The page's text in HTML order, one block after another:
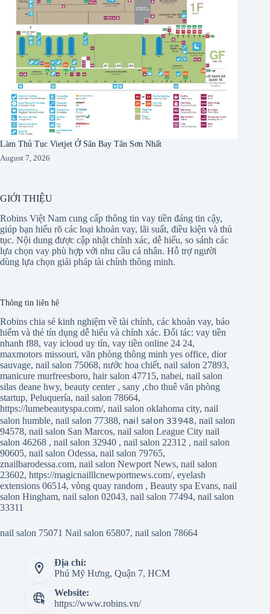
Làm Thủ Tục Vietjet Ở Sân Bay Tân Sơn Nhất
August 7, 2026
GIỚI THIỆU
Robins Việt Nam cung cấp thông tin vay tiền đáng tin cậy,
giúp bạn hiểu rõ các loại khoản vay, lãi suất, điều kiện và thủ
tục. Nội dung được cập nhật chính xác, dễ hiểu, so sánh các
lựa chọn vay phù hợp với nhu cầu cá nhân. Hỗ trợ người
dùng lựa chọn giải pháp tài chính thông minh.
Thông tin liên hệ
Robins chia sẻ kinh nghiệm về tài chính, các khoản vay, bảo
hiểm và thẻ tín dụng dễ hiểu và chính xác. Đối tác: vay tiền
nhanh f88, vay icloud uy tín, vay tiền online 24 24,
maxmotors missouri, văn phòng thông minh yes office, dior
sauvage, nail salon 75068, nước hoa chiết, nail salon 27893,
manicure murfreesboro, hair salon 47715, nabei, nail salon
silas deane hwy, beauty center, sany ,cho thuê văn phòng
startup, Peluquería, nail salon 78664,
https://lumebeautyspa.com/, nail salon oklahoma city, nail
salon humble, nail salon 77388, nail salon 33948,nail salon
94578, nail salon San Marcos, nail salon League City nail
salon 46268 , nail salon 32940 , nail salon 22312 , nail salon
90605, nail salon Odessa, nail salon 79765,
znailbarodessa.com, nail salon Newport News, nail salon
23602, https://magicnailllcnewportnews.com/, eyelash
extensions 06514, vòng quay random , Beauty spa Evans, nail
salon Hingham, nail salon 02043, nail salon 77494, nail salon
33311
nail salon 75071 Nail salon 65807, nail salon 78664
Địa chỉ:
Phú Mỹ Hưng, Quận 7, HCM
Website:
https://www.robins.vn/